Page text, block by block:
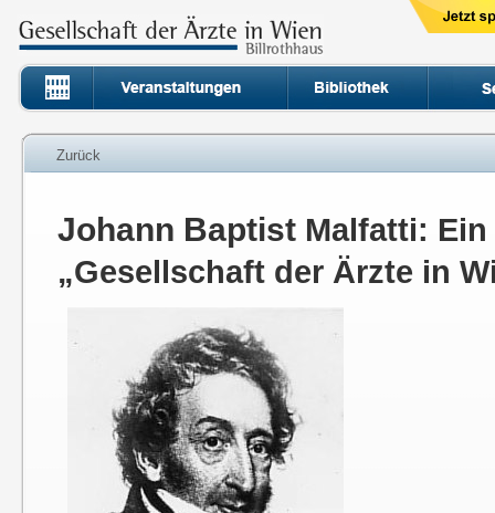
Zurück
Johann Baptist Malfatti:
„Gesellschaft der Ärzte in